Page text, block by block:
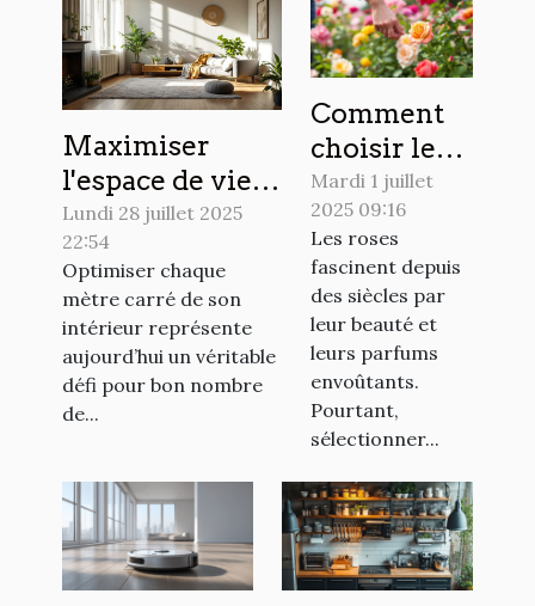
Maximiser
l'espace de vie :
techniques
modernes de
réaménagement
Lundi 28 juillet 2025
22:54
Optimiser chaque
mètre carré de son
intérieur représente
aujourd’hui un véritable
défi pour bon nombre
de...
Comment
choisir les
meilleures
variétés de
roses pour
votre jardin
?
Mardi 1 juillet
2025 09:16
Les roses
fascinent depuis
des siècles par
leur beauté et
leurs parfums
envoûtants.
Pourtant,
sélectionner...